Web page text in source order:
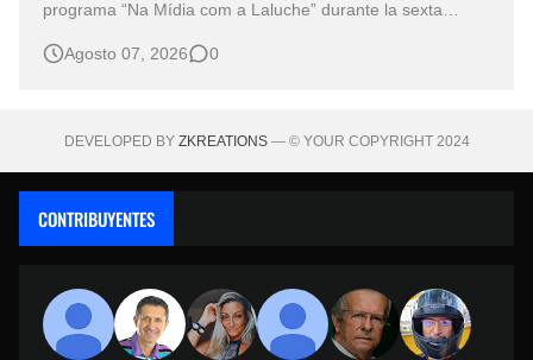
programa “Na Mídia com a Laluche” durante la sexta
eventos benéficos más importantes de Brasil. En medio del
Agosto 07, 2026 0
DEVELOPED BY ZKREATIONS— © YOUR COPYRIGHT 2024
CONTRIBUYENTES